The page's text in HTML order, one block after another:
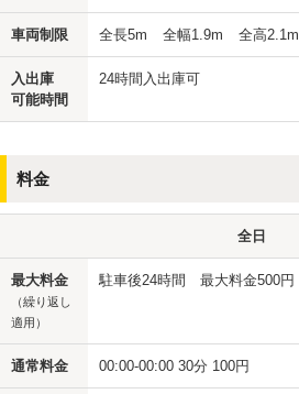
車両制限 全長5m 全幅1.9m 全高2.1m
入出庫
可能時間
24時間入出庫可
料金
全日
最大料金
（繰り返し
適用）
駐車後24時間 最大料金500円
通常料金 00:00-00:00 30分 100円